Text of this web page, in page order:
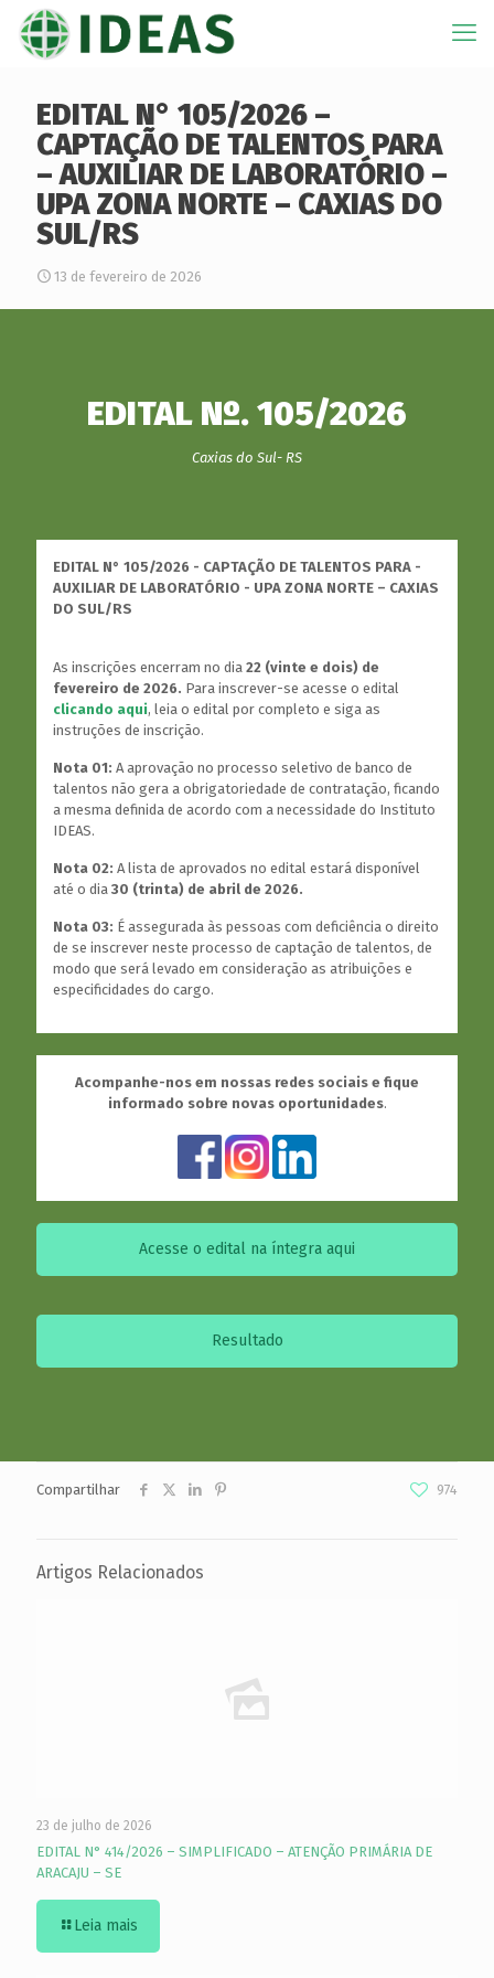
EDITAL N° 105/2026 –
CAPTAÇÃO DE TALENTOS PARA
– AUXILIAR DE LABORATÓRIO –
UPA ZONA NORTE – CAXIAS DO
SUL/RS
13 de fevereiro de 2026
EDITAL Nº. 105/2026
Caxias do Sul- RS
EDITAL N° 105/2026 - CAPTAÇÃO DE TALENTOS PARA -
AUXILIAR DE LABORATÓRIO - UPA ZONA NORTE – CAXIAS
DO SUL/RS
As inscrições encerram no dia 22 (vinte e dois) de
fevereiro de 2026. Para inscrever-se acesse o edital
clicando aqui, leia o edital por completo e siga as
instruções de inscrição.
Nota 01: A aprovação no processo seletivo de banco de
talentos não gera a obrigatoriedade de contratação, ficando
a mesma definida de acordo com a necessidade do Instituto
IDEAS.
Nota 02: A lista de aprovados no edital estará disponível
até o dia 30 (trinta) de abril de 2026.
Nota 03: É assegurada às pessoas com deficiência o direito
de se inscrever neste processo de captação de talentos, de
modo que será levado em consideração as atribuições e
especificidades do cargo.
Acompanhe-nos em nossas redes sociais e fique
informado sobre novas oportunidades.
Acesse o edital na íntegra aqui
Resultado
Compartilhar 974
Artigos Relacionados
23 de julho de 2026
EDITAL N° 414/2026 – SIMPLIFICADO – ATENÇÃO PRIMÁRIA DE
ARACAJU – SE
Leia mais